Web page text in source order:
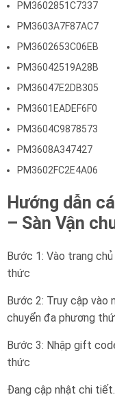
PM3602851C7337
PM3603A7F87AC7
PM3602653C06EB
PM36042519A28B
PM36047E2DB305
PM3601EADEF6F0
PM3604C9878573
PM3608A347427
PM3602FC2E4A06
Hướng dẫn
– Sàn Vận
Bước 1: Vào trang
thức
Bước 2: Truy cập vào
chuyển đa phương
Bước 3: Nhập gift
thức
Đang cập nhật chi